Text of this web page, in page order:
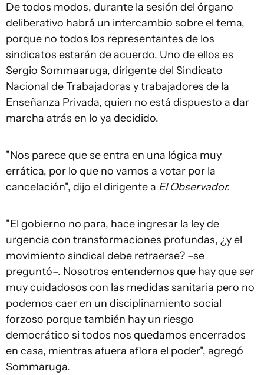
De todos modos, durante la sesión del órgano
deliberativo habrá un intercambio sobre el tema,
porque no todos los representantes de los
sindicatos estarán de acuerdo. Uno de ellos es
Sergio Sommaaruga, dirigente del Sindicato
Nacional de Trabajadoras y trabajadores de la
Enseñanza Privada, quien no está dispuesto a dar
marcha atrás en lo ya decidido.
"Nos parece que se entra en una lógica muy
errática, por lo que no vamos a votar por la
cancelación", dijo el dirigente a El Observador.
"El gobierno no para, hace ingresar la ley de
urgencia con transformaciones profundas, ¿y el
movimiento sindical debe retraerse? –se
preguntó–. Nosotros entendemos que hay que ser
muy cuidadosos con las medidas sanitaria pero no
podemos caer en un disciplinamiento social
forzoso porque también hay un riesgo
democrático si todos nos quedamos encerrados
en casa, mientras afuera aflora el poder", agregó
Sommaruga.